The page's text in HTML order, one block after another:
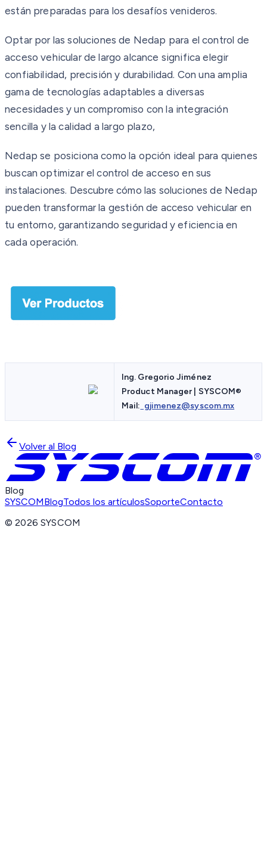
están preparadas para los desafíos venideros.
Optar por las soluciones de Nedap para el control de
acceso vehicular de largo alcance significa elegir
confiabilidad, precisión y durabilidad. Con una amplia
gama de tecnologías adaptables a diversas
necesidades y un compromiso con la integración
sencilla y la calidad a largo plazo,
Nedap se posiciona como la opción ideal para quienes
buscan optimizar el control de acceso en sus
instalaciones. Descubre cómo las soluciones de Nedap
pueden transformar la gestión de acceso vehicular en
tu entorno, garantizando seguridad y eficiencia en
cada operación.
Ing. Gregorio Jiménez
Product Manager | SYSCOM®
Mail: gjimenez@syscom.mx
Volver al Blog
Blog
SYSCOMBlogTodos los artículosSoporteContacto
©2026 SYSCOM